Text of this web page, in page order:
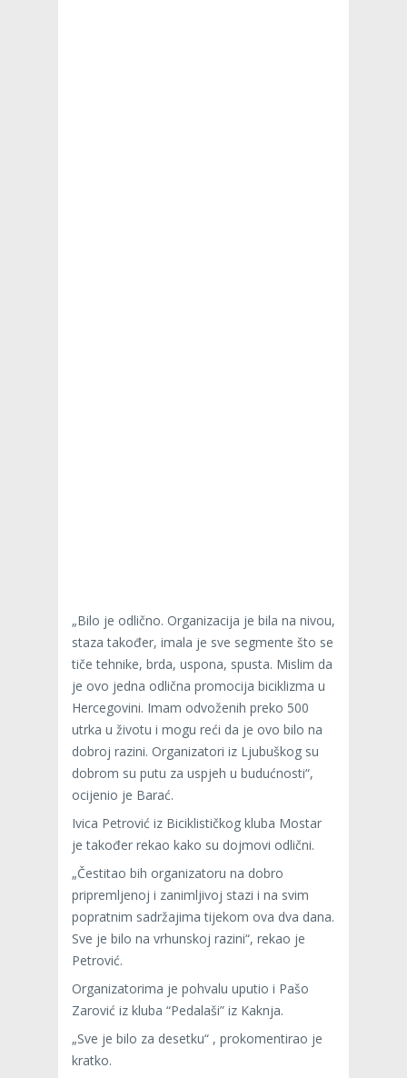
„Bilo je odlično. Organizacija je bila na nivou,
staza također, imala je sve segmente što se
tiče tehnike, brda, uspona, spusta. Mislim da
je ovo jedna odlična promocija biciklizma u
Hercegovini. Imam odvoženih preko 500
utrka u životu i mogu reći da je ovo bilo na
dobroj razini. Organizatori iz Ljubuškog su
dobrom su putu za uspjeh u budućnosti“,
ocijenio je Barać.
Ivica Petrović iz Biciklističkog kluba Mostar
je također rekao kako su dojmovi odlični.
„Čestitao bih organizatoru na dobro
pripremljenoj i zanimljivoj stazi i na svim
popratnim sadržajima tijekom ova dva dana.
Sve je bilo na vrhunskoj razini“, rekao je
Petrović.
Organizatorima je pohvalu uputio i Pašo
Zarović iz kluba “Pedalaši” iz Kaknja.
„Sve je bilo za desetku“ , prokomentirao je
kratko.